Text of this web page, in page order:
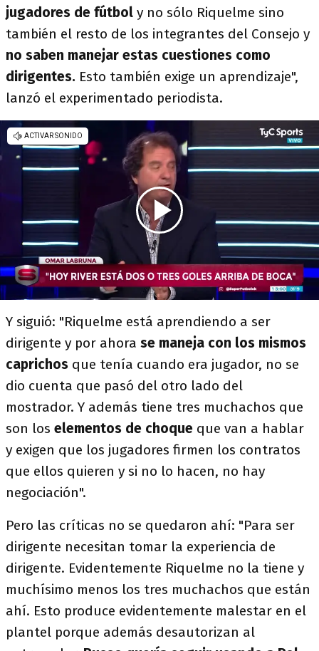
jugadores de fútbol y no sólo Riquelme sino
también el resto de los integrantes del Consejo y
no saben manejar estas cuestiones como
dirigentes. Esto también exige un aprendizaje",
lanzó el experimentado periodista.
Y siguió: "Riquelme está aprendiendo a ser
dirigente y por ahora se maneja con los mismos
caprichos que tenía cuando era jugador, no se
dio cuenta que pasó del otro lado del
mostrador. Y además tiene tres muchachos que
son los elementos de choque que van a hablar
y exigen que los jugadores firmen los contratos
que ellos quieren y si no lo hacen, no hay
negociación".
Pero las críticas no se quedaron ahí: "Para ser
dirigente necesitan tomar la experiencia de
dirigente. Evidentemente Riquelme no la tiene y
muchísimo menos los tres muchachos que están
ahí. Esto produce evidentemente malestar en el
plantel porque además desautorizan al